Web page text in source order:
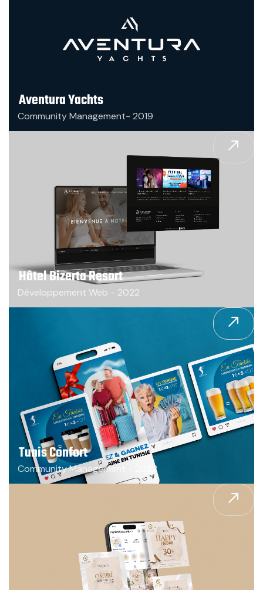
Aventura Yachts
Community Management- 2019
Hôtel Bizerta Resort
Développement Web - 2022
Tunis Confort
Community Management - 2022